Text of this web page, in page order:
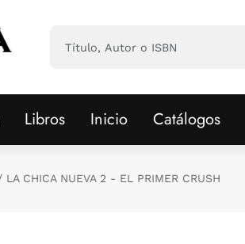
Libros Inicio Catálogos
LA CHICA NUEVA 2 - EL PRIMER CRUSH